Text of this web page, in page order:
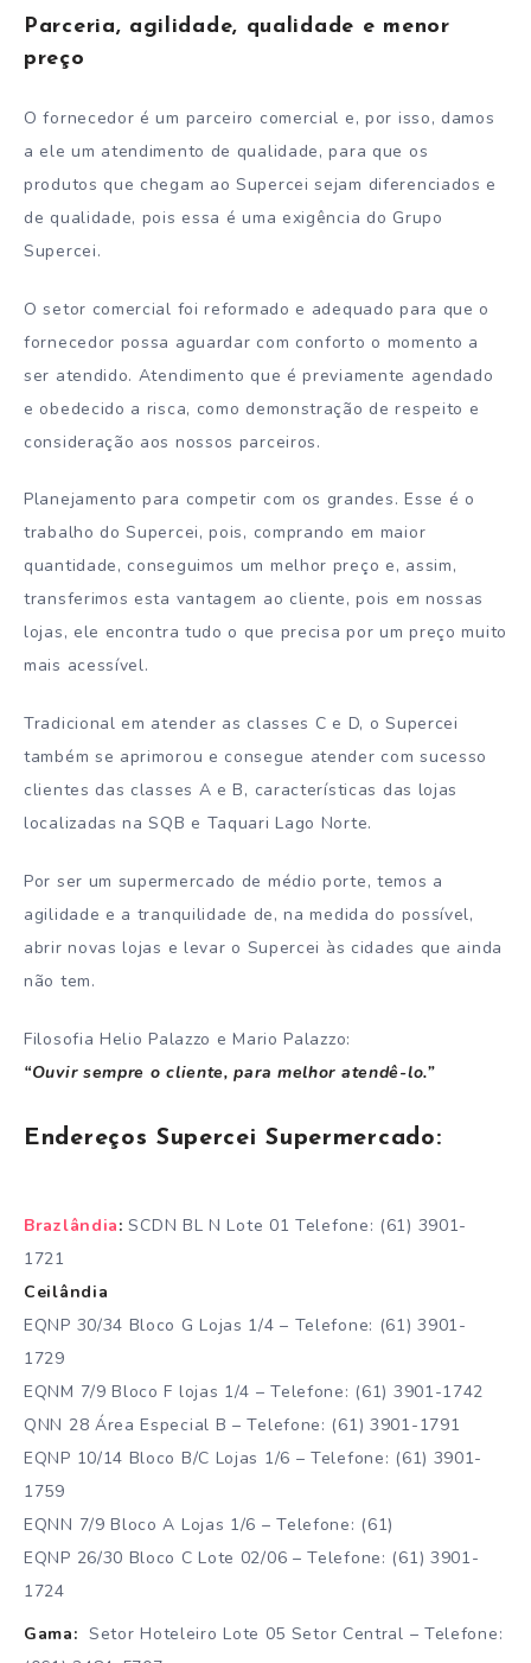
Parceria, agilidade, qualidade e menor
preço
O fornecedor é um parceiro comercial e, por isso, damos
a ele um atendimento de qualidade, para que os
produtos que chegam ao Supercei sejam diferenciados e
de qualidade, pois essa é uma exigência do Grupo
Supercei.
O setor comercial foi reformado e adequado para que o
fornecedor possa aguardar com conforto o momento a
ser atendido. Atendimento que é previamente agendado
e obedecido a risca, como demonstração de respeito e
consideração aos nossos parceiros.
Planejamento para competir com os grandes. Esse é o
trabalho do Supercei, pois, comprando em maior
quantidade, conseguimos um melhor preço e, assim,
transferimos esta vantagem ao cliente, pois em nossas
lojas, ele encontra tudo o que precisa por um preço muito
mais acessível.
Tradicional em atender as classes C e D, o Supercei
também se aprimorou e consegue atender com sucesso
clientes das classes A e B, características das lojas
localizadas na SQB e Taquari Lago Norte.
Por ser um supermercado de médio porte, temos a
agilidade e a tranquilidade de, na medida do possível,
abrir novas lojas e levar o Supercei às cidades que ainda
não tem.
Filosofia Helio Palazzo e Mario Palazzo:
“Ouvir sempre o cliente, para melhor atendê-lo.”
Endereços Supercei Supermercado:
Brazlândia:SCDN BL N Lote 01 Telefone: (61) 3901-
1721
Ceilândia
EQNP 30/34 Bloco G Lojas 1/4 – Telefone: (61) 3901-
1729
EQNM 7/9 Bloco F lojas 1/4 – Telefone: (61) 3901-1742
QNN 28 Área Especial B – Telefone: (61) 3901-1791
EQNP 10/14 Bloco B/C Lojas 1/6 – Telefone: (61) 3901-
1759
EQNN 7/9 Bloco A Lojas 1/6 – Telefone: (61)
EQNP 26/30 Bloco C Lote 02/06 – Telefone: (61) 3901-
1724
Gama: Setor Hoteleiro Lote 05 Setor Central – Telefone: